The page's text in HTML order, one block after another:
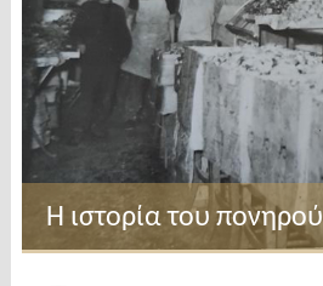
Η ιστορία του πονηρού